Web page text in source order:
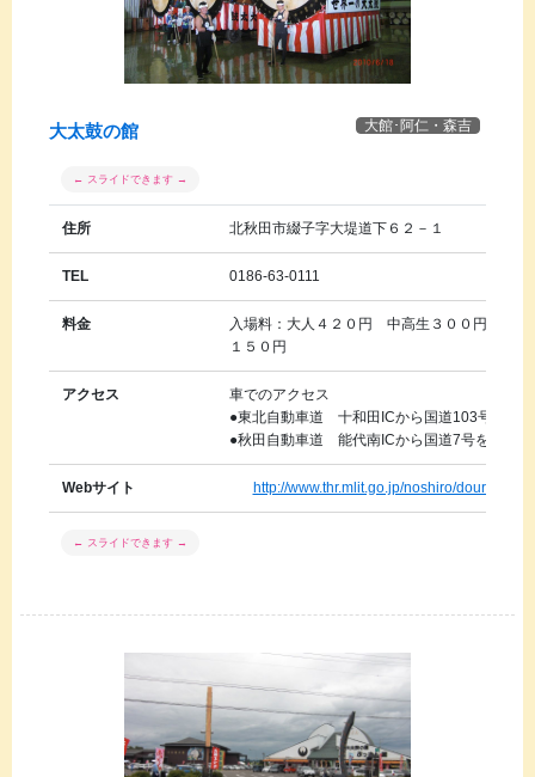
大館･阿仁・森吉
大太鼓の館
住所 北秋田市綴子字大堤道下６２－１
TEL 0186-63-0111
料金
入場料：大人４２０円 中高生３００円 小
１５０円
アクセス
車でのアクセス
●東北自動車道 十和田ICから国道103号経由
●秋田自動車道 能代南ICから国道7号を大館
Webサイト http://www.thr.mlit.go.jp/noshiro/douro/